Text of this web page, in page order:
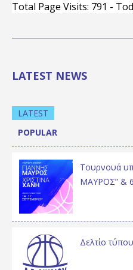
Total Page Visits: 791 -
LATEST NEWS
LATEST
POPULAR
Τουρνουά
ΜΑΥΡΟΣ” &
Δελτίο τύπου